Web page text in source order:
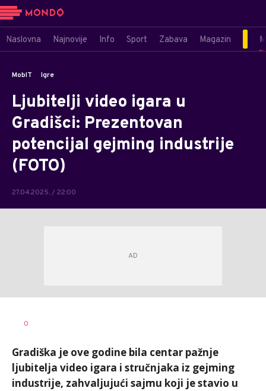
Naslovna Najnovije Info Sport Zabava Magazin
MobIT Igre
Ljubitelji video igara u
Gradišci: Prezentovan
potencijal gejming industrije
(FOTO)
27.04.2025. / 22:00
AUTOR
0
Gradiška je ove godine bila centar pažnje
ljubitelja video igara i stručnjaka iz gejming
industrije, zahvaljujući sajmu koji je stavio u